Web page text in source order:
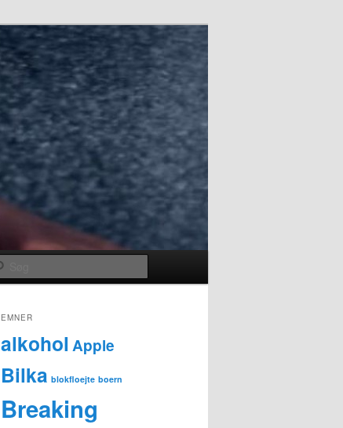
EMNER
alkohol Apple
Bilka blokfloejte boern
Breaking